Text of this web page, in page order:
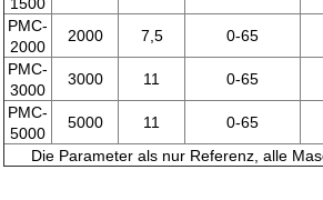
PMC-
2000
2000 7,5 0-65
PMC-
3000
3000 11 0-65
PMC-
5000
5000 11 0-65
Die Parameter als nur Referenz, alle